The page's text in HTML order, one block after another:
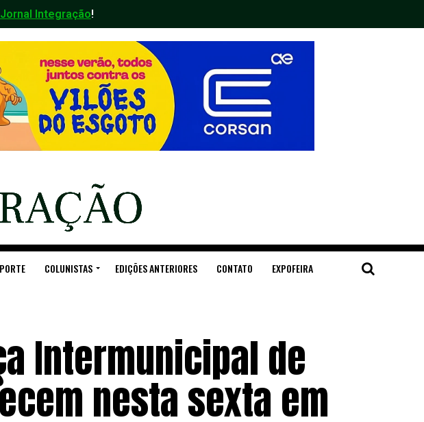
Integração!
COLUNISTAS EDIÇÕES ANTERIORES CONTATO EXPOFEIRA
Intermunicipal de
nesta sexta em